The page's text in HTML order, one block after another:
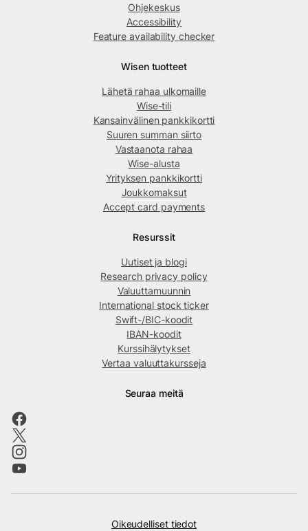
Ohjekeskus
Accessibility
Feature availability checker
Wisen tuotteet
Lähetä rahaa ulkomaille
Wise-tili
Kansainvälinen pankkikortti
Suuren summan siirto
Vastaanota rahaa
Wise-alusta
Yrityksen pankkikortti
Joukkomaksut
Accept card payments
Resurssit
Uutiset ja blogi
Research privacy policy
Valuuttamuunnin
International stock ticker
Swift-/BIC-koodit
IBAN-koodit
Kurssihälytykset
Vertaa valuuttakursseja
Seuraa meitä
Oikeudelliset tiedot